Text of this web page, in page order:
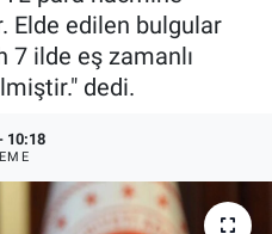
Elde edilen bulgular
7 ilde eş zamanlı
dedi.
10:18